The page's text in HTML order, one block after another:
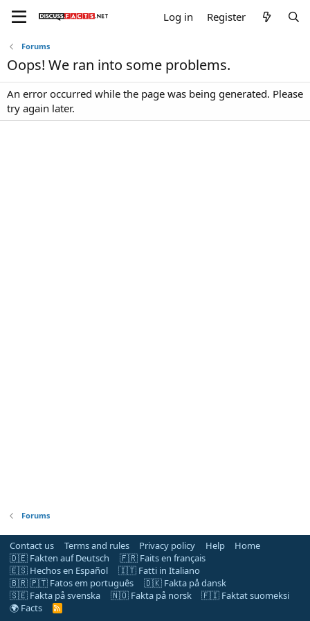
Log in Register
Forums
Oops! We ran into some problems.
An error occurred while the page was being generated. Please
try again later.
Forums
Contact us Terms and rules Privacy policy Help
Home
🇩🇪 Fakten auf Deutsch
🇫🇷 Faits en français
🇪🇸 Hechos en Español
🇮🇹 Fatti in Italiano
🇧🇷 🇵🇹 Fatos em português
🇩🇰 Fakta på dansk
🇸🇪 Fakta på svenska
🇳🇴 Fakta på norsk
🇫🇮 Faktat suomeksi
🌍 Facts
R